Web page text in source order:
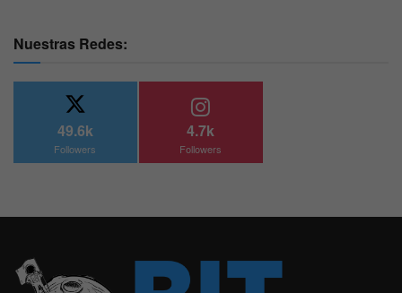
Nuestras Redes:
49.6k
Followers
4.7k
Followers